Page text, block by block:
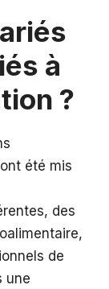
à
?
été mis
des
de
une